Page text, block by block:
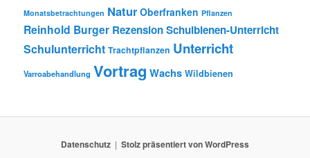
Monatsbetrachtungen Natur Oberfranken Pflanzen
Reinhold Burger RezensionSchulbienen-Unterricht
Schulunterricht Trachtpflanzen Unterricht
Varroabehandlung Vortrag Wachs Wildbienen
Datenschutz Stolz präsentiert von WordPress